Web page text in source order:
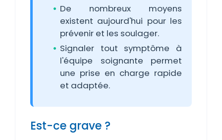
De nombreux moyens
existent aujourd'hui pour les
prévenir et les soulager.
Signaler tout symptôme à
l'équipe soignante permet
une prise en charge rapide
et adaptée.
Est-ce grave ?